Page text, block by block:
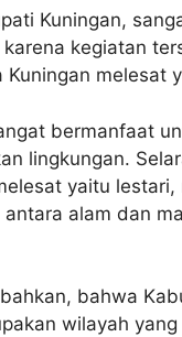
Kuningan,
kegiatan
Kuningan melesat
bermanfaat
lingkungan.
yaitu lestari,
alam dan
bahwa
wilayah